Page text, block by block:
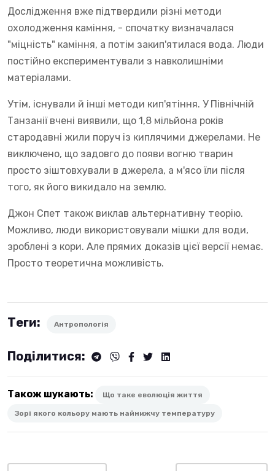
Дослідження вже підтвердили різні методи
охолодження каміння, - спочатку визначалася
"міцність" каміння, а потім закип'ятилася вода. Люди
постійно експериментували з навколишніми
матеріалами.
Утім, існували й інші методи кип'ятіння. У Північній
Танзанії вчені виявили, що 1,8 мільйона років
стародавні жили поруч із киплячими джерелами. Не
виключено, що задовго до появи вогню тварин
просто зіштовхували в джерела, а м'ясо їли після
того, як його викидало на землю.
Джон Спет також виклав альтернативну теорію.
Можливо, люди використовували мішки для води,
зроблені з кори. Але прямих доказів цієї версії немає.
Просто теоретична можливість.
Теги: Антропологія
Поділитися:
Також шукають: Що таке еволюція життя
Зорі якого кольору мають найнижчу температуру